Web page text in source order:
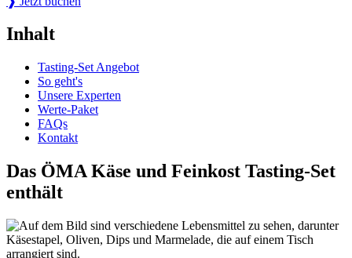
Inhalt
Tasting-Set Angebot
So geht's
Unsere Experten
Werte-Paket
FAQs
Kontakt
Das ÖMA Käse und Feinkost Tasting-Set
enthält